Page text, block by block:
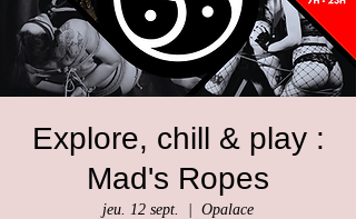
Explore, chill & play :
Mad's Ropes
jeu. 12 sept. Opalace